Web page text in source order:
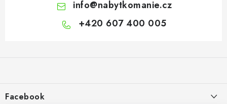
info@nabytkomanie.cz
+420 607 400 005
aFacebook